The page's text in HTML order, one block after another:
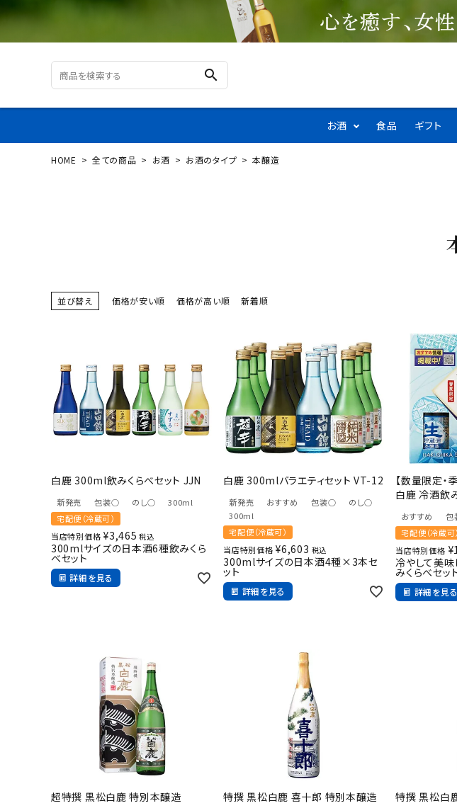
search
お酒 食品 ギフト
ログイン 新規会員登録
すべての商品
キーワードから探す
HOME 全ての商品 お酒 お酒のタイプ 本醸造
並び替え 価格が安い順 価格が高い順 新着順
白鹿 300ml飲みくらべセット JJN
新発売 包装○ のし○
300ml
宅配便（冷蔵可）
当店特別価格 ¥3,465 税込
300mlサイズの日本酒6種飲みくら
べセット
詳細を見る
白鹿 300mlバラエティセット VT-12
新発売 おすすめ 包装○
のし○
300ml
宅配便（冷蔵可）
当店特別価格 ¥6,603 税込
300mlサイズの日本酒4種×3本セ
ット
詳細を見る
【数量限定・
白鹿 冷酒飲
おすすめ 包
宅配便（冷蔵可）
当店特別価格 ¥
冷やして美
みくらべセッ
詳細を見る
超特撰 黒松白鹿 特別本醸造 特撰 黒松白鹿 喜十郎 特別本醸造 特撰 黒松白